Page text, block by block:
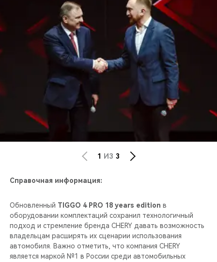
1 ИЗ 3
Справочная информация:
Обновленный TIGGO 4 PRO 18 years edition в
оборудовании комплектаций сохранил технологичный
подход и стремление бренда CHERY давать возможность
владельцам расширять их сценарии использования
автомобиля. Важно отметить, что компания CHERY
является маркой №1 в России среди автомобильных